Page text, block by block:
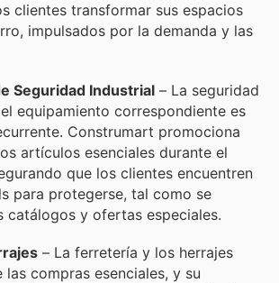
clientes transformar sus espacios
impulsados por la demanda y las
Seguridad Industrial – La seguridad
equipamiento correspondiente es
Construmart promociona
artículos esenciales durante el
que los clientes encuentren
para protegerse, tal como se
catálogos y ofertas especiales.
– La ferretería y los herrajes
compras esenciales, y su